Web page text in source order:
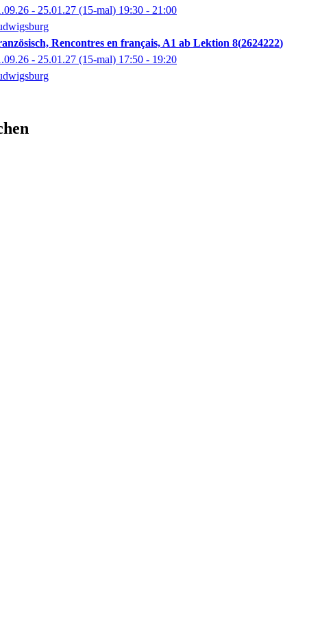
- 25.01.27 (15-mal) 19:30 - 21:00
Rencontres en français, A1 ab Lektion 8 2624222
- 25.01.27 (15-mal) 17:50 - 19:20